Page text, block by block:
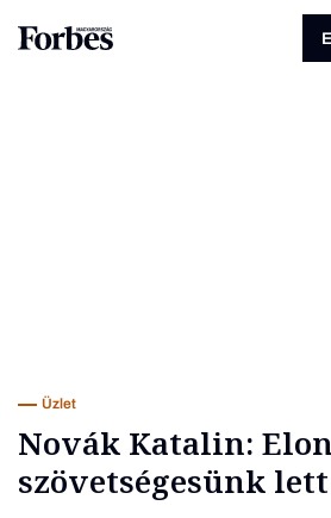
Üzlet
Novák Katalin:
szövetségesünk lett